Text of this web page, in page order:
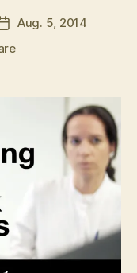
Aug. 5, 2014
zu
Krankenhaus
Into
Black